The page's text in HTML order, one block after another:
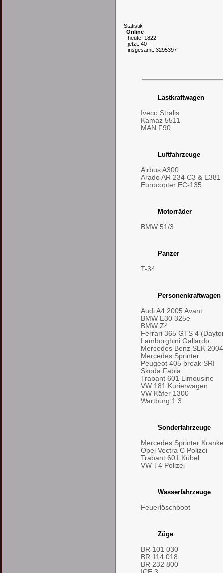
Statistik
Online
heute: 1822
jetzt: 40
insgesamt: 3295397
Lastkraftwagen
Iveco Stralis
Kamaz 5511
MAN F90
Luftfahrzeuge
Airbus A300
Arado AR 234 C3 & E381
Eurocopter EC-135
Motorräder
BMW 51/3
Panzer
T-34
Personenkraftwagen
Audi A4 2005 Avant
BMW E30 325e
BMW Z4
Ferrari 365 GTS 4
Lamborghini Gallardo
Mercedes Benz SLK
Mercedes Sprinter
Peugeot 405 break SRI
Skoda Fabia
Trabant 601 Limousine
VW 181 Kurierwagen
VW Käfer 1300
Wartburg 1.3
Sonderfahrzeuge
Mercedes Sprinter
Opel Vectra C Polizei
Trabant 601 Kübel
VW T4 Polizei
Wasserfahrzeuge
Feuerlöschboot
Züge
BR 101 030
BR 114 018
BR 232 800